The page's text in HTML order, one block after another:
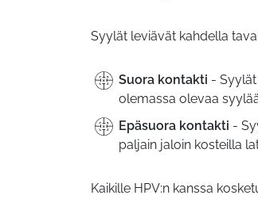
Syylät leviävät kahdella
Suora kontakti -
olemassa olevaa
Epäsuora kontakti -
paljain jaloin kosteilla
Kaikille HPV:n kanssa